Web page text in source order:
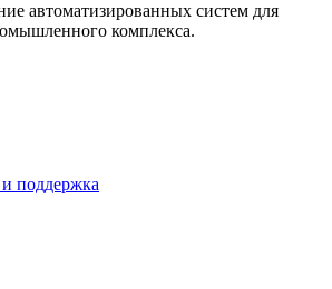
автоматизированных систем для
комплекса.
поддержка